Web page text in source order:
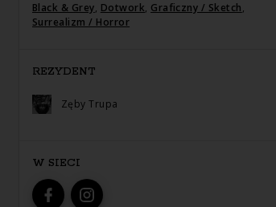
Black & Grey, Dotwork, Graficzny / Sketch,
Surrealizm / Horror
REZYDENT
Zęby Trupa
W SIECI